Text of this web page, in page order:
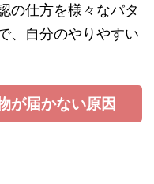
の仕方を様々なパタ
、自分のやりやすい
が届かない原因